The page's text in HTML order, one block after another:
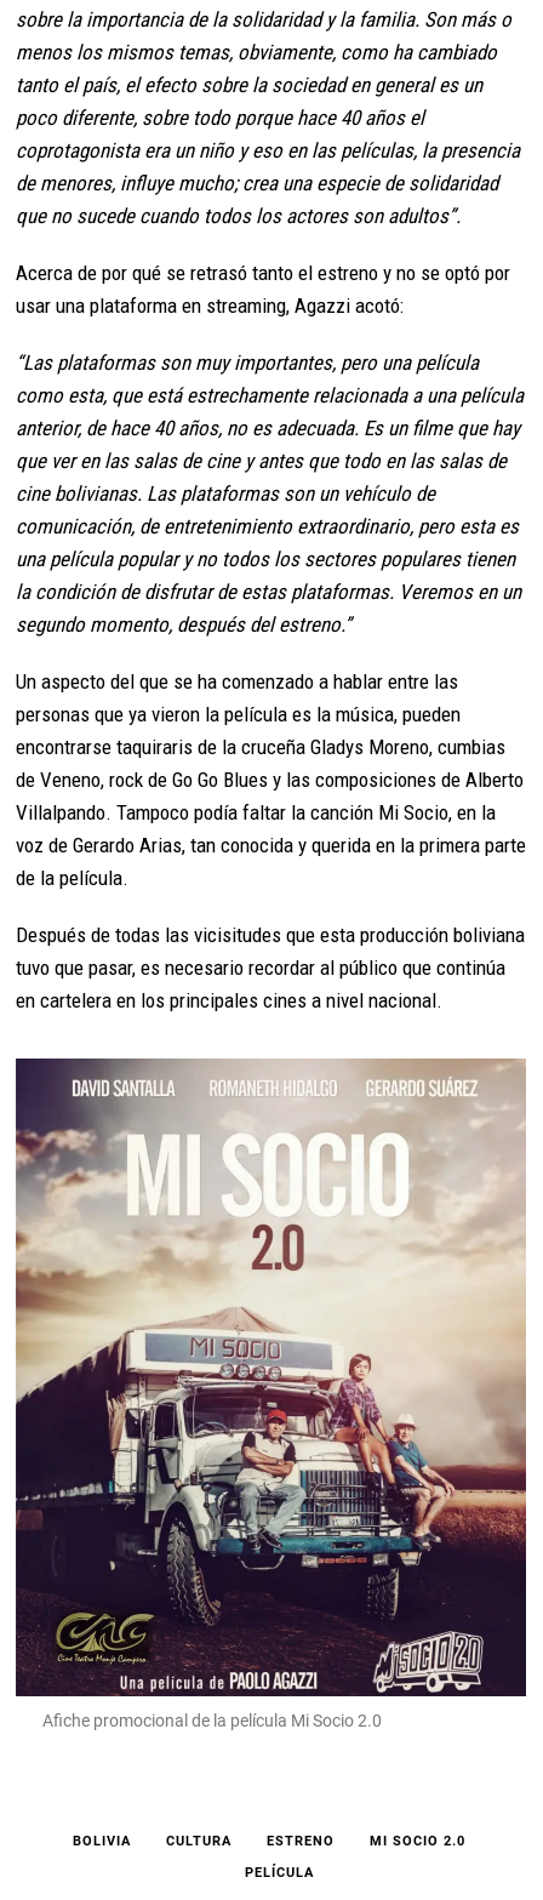
sobre la importancia de la solidaridad y la familia. Son más o
menos los mismos temas, obviamente, como ha cambiado
tanto el país, el efecto sobre la sociedad en general es un
poco diferente, sobre todo porque hace 40 años el
coprotagonista era un niño y eso en las películas, la presencia
de menores, influye mucho; crea una especie de solidaridad
que no sucede cuando todos los actores son adultos”.
Acerca de por qué se retrasó tanto el estreno y no se optó por
usar una plataforma en streaming, Agazzi acotó:
“Las plataformas son muy importantes, pero una película
como esta, que está estrechamente relacionada a una película
anterior, de hace 40 años, no es adecuada. Es un filme que hay
que ver en las salas de cine y antes que todo en las salas de
cine bolivianas. Las plataformas son un vehículo de
comunicación, de entretenimiento extraordinario, pero esta es
una película popular y no todos los sectores populares tienen
la condición de disfrutar de estas plataformas. Veremos en un
segundo momento, después del estreno.”
Un aspecto del que se ha comenzado a hablar entre las
personas que ya vieron la película es la música, pueden
encontrarse taquiraris de la cruceña Gladys Moreno, cumbias
de Veneno, rock de Go Go Blues y las composiciones de Alberto
Villalpando. Tampoco podía faltar la canción Mi Socio, en la
voz de Gerardo Arias, tan conocida y querida en la primera parte
de la película.
Después de todas las vicisitudes que esta producción boliviana
tuvo que pasar, es necesario recordar al público que continúa
en cartelera en los principales cines a nivel nacional.
Afiche promocional de la película Mi Socio 2.0
BOLIVIA CULTURA ESTRENO
MI SOCIO 2.0
PELÍCULA